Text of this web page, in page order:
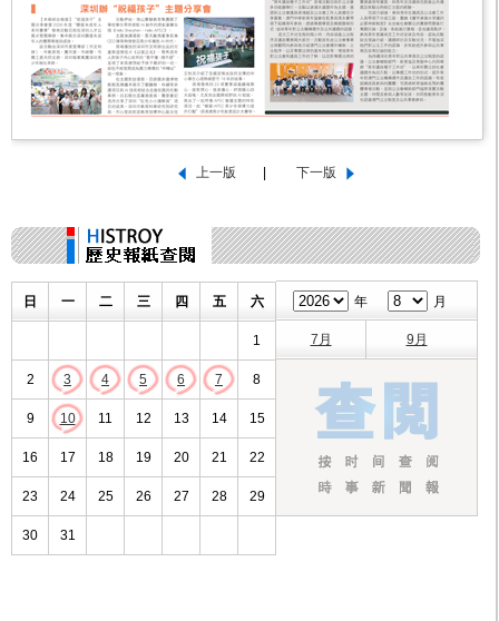
日 一 二 三 四 五 六
1
2 3 4 5 6 7 8
9 10 11 12 13 14 15
16 17 18 19 20 21 22
23 24 25 26 27 28 29
30 31
年 月
7月 9月